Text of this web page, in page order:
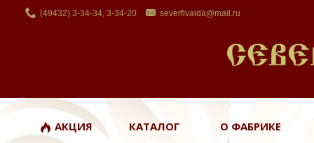
(49432) 3-34-34, 3-34-20 severfivaida@mail.ru
АКЦИЯ КАТАЛОГ О ФАБРИКЕ